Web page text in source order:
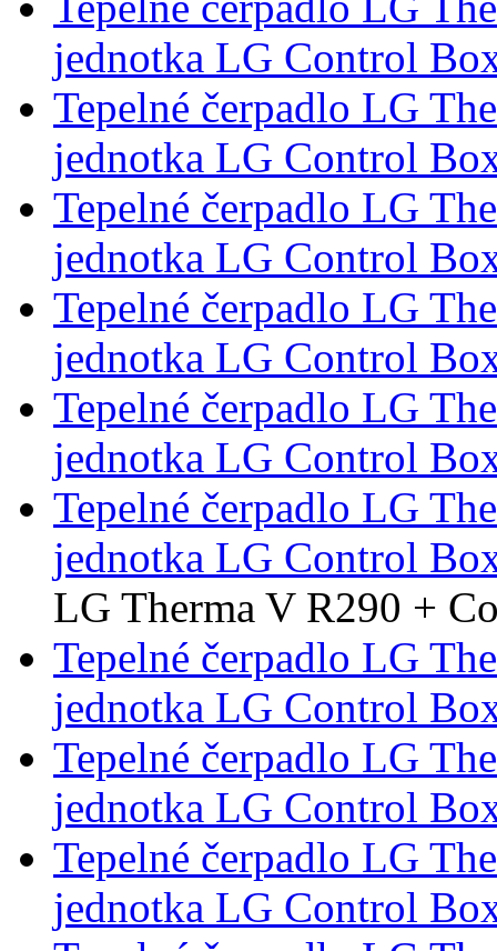
jednotka LG Control
Tepelné čerpadlo LG
jednotka LG Control
Tepelné čerpadlo LG
jednotka LG Control
Tepelné čerpadlo LG
jednotka LG Control
Tepelné čerpadlo LG
jednotka LG Control
Tepelné čerpadlo LG
jednotka LG Control
LG Therma V R290 +
Tepelné čerpadlo LG
jednotka LG Control
Tepelné čerpadlo LG
jednotka LG Control
Tepelné čerpadlo LG
jednotka LG Control